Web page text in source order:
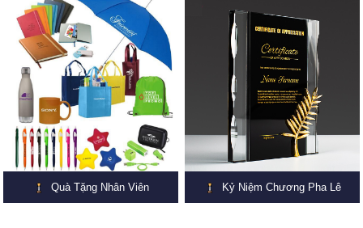
Quà Tặng Nhân Viên Kỷ Niệm Chương Pha Lê